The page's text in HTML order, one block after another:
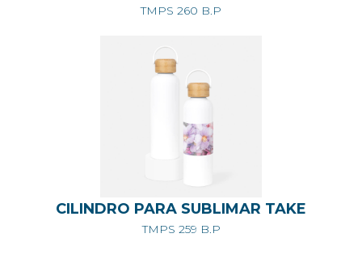
TMPS 260 B.P
CILINDRO PARA SUBLIMAR TAKE
TMPS 259 B.P